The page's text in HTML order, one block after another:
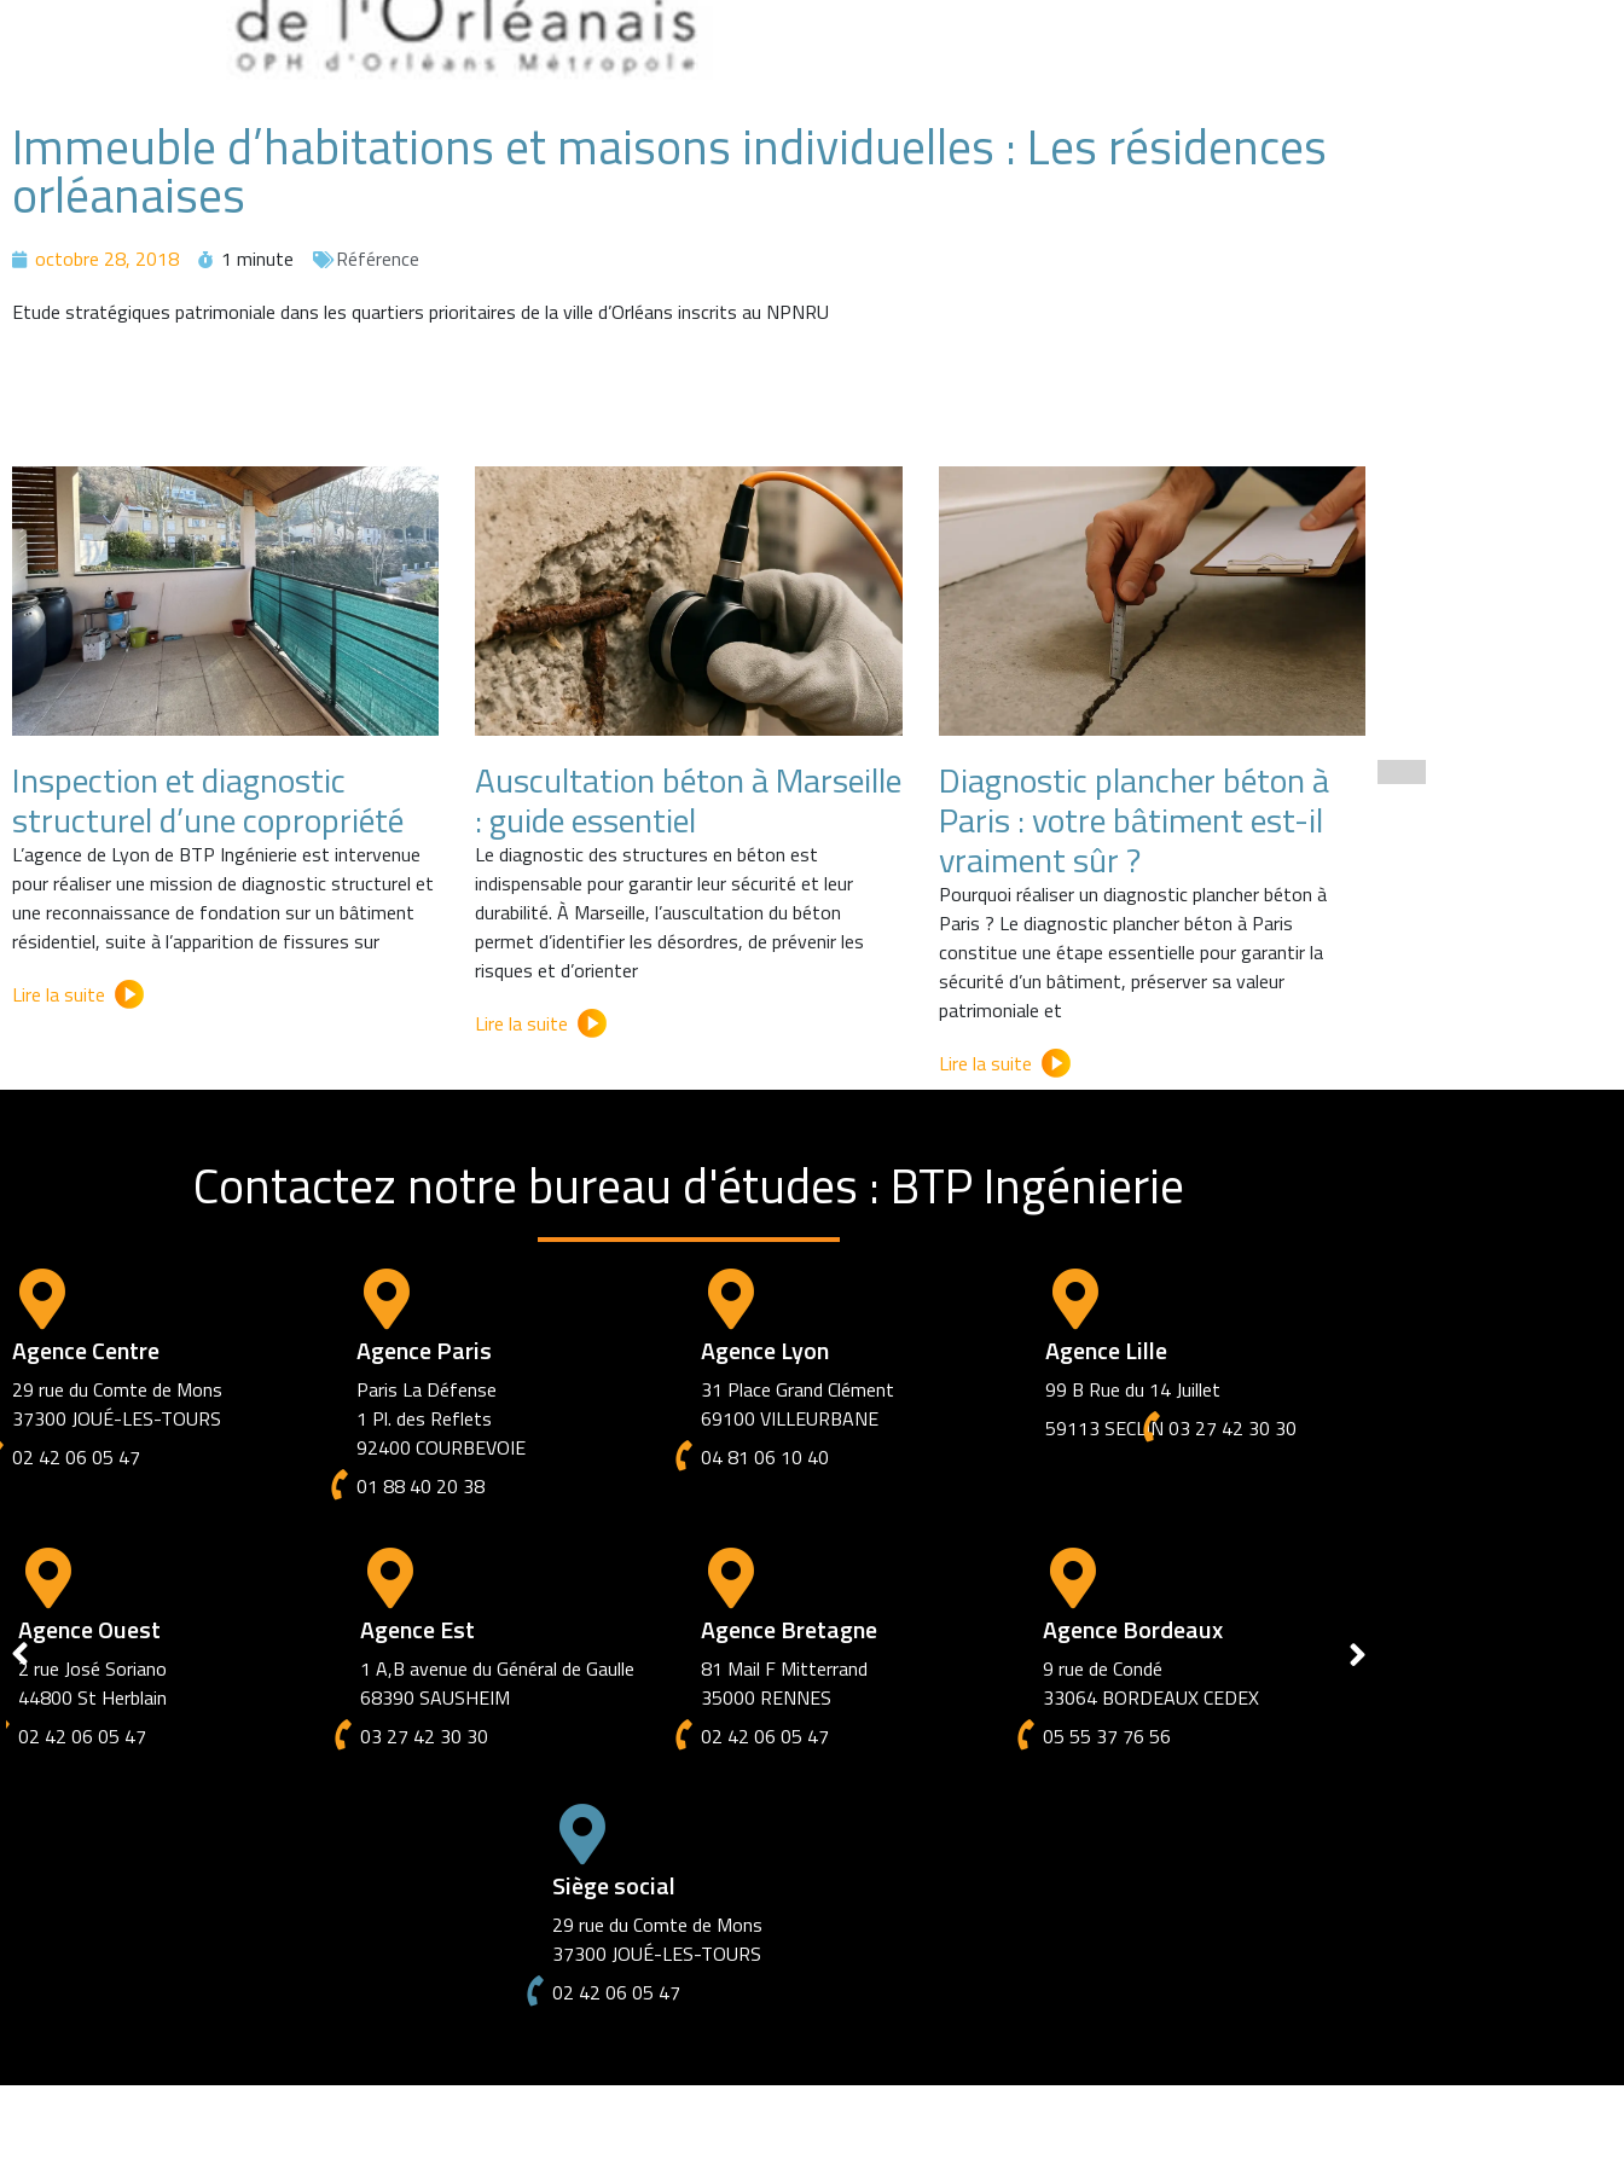
Immeuble d’habitations et maisons individuelles : Les résidences
orléanaises
octobre 28, 2018 1 minute
Référence
Etude stratégiques patrimoniale dans les quartiers prioritaires de la ville d’Orléans inscrits au NPNRU
Inspection et diagnostic
structurel d’une copropriété
L’agence de Lyon de BTP Ingénierie est intervenue
pour réaliser une mission de diagnostic structurel et
une reconnaissance de fondation sur un bâtiment
résidentiel, suite à l’apparition de fissures sur
Lire la suite
Auscultation béton à Marseille
: guide essentiel
Le diagnostic des structures en béton est
indispensable pour garantir leur sécurité et leur
durabilité. À Marseille, l’auscultation du béton
permet d’identifier les désordres, de prévenir les
risques et d’orienter
Lire la suite
Diagnostic plancher béton à
Paris : votre bâtiment est-il
vraiment sûr ?
Pourquoi réaliser un diagnostic plancher béton à
Paris ? Le diagnostic plancher béton à Paris
constitue une étape essentielle pour garantir la
sécurité d’un bâtiment, préserver sa valeur
patrimoniale et
Lire la suite
Inspection et
Contactez notre bureau d'études : BTP Ingénierie
Agence Centre
29 rue du Comte de Mons
37300 JOUÉ-LES-TOURS
02 42 06 05 47
Agence Paris
Paris La Défense
1 Pl. des Reflets
92400 COURBEVOIE
01 88 40 20 38
Agence Lyon
31 Place Grand Clément
69100 VILLEURBANE
04 81 06 10 40
Agence Lille
99 B Rue du 14 Juillet
59113 SECLIN 03 27 42 30 30
Agence Ouest
2 rue José Soriano
44800 St Herblain
02 42 06 05 47
Agence Est
1 A,B avenue du Général de Gaulle
68390 SAUSHEIM
03 27 42 30 30
Agence Bretagne
81 Mail F Mitterrand
35000 RENNES
02 42 06 05 47
Agence Bordeaux
9 rue de Condé
33064 BORDEAUX CEDEX
05 55 37 76 56
Siège social
29 rue du Comte de Mons
37300 JOUÉ-LES-TOURS
02 42 06 05 47